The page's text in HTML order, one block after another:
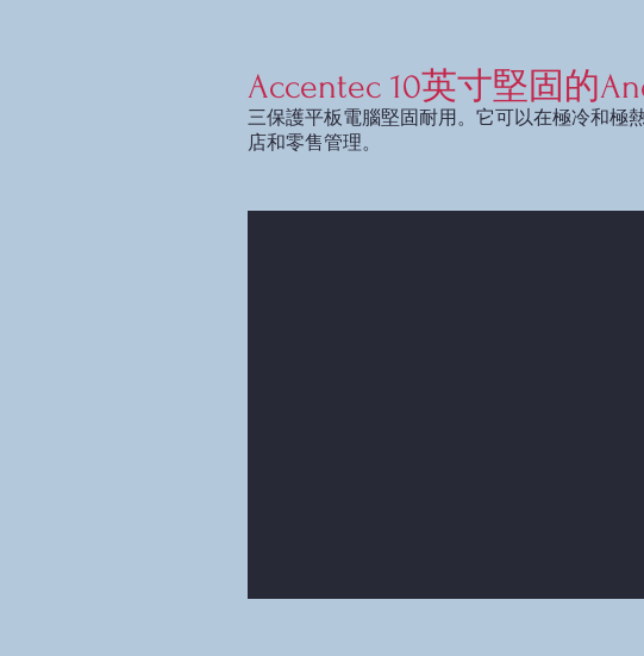
Accentec 10英寸堅固的
三保護平板電腦堅固耐用。它可以在極冷和極
店和零售管理。